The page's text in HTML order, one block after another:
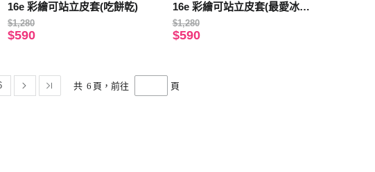
16e 彩繪可站立皮套(吃餅乾)
$1,280
$590
16e 彩繪可站立皮套(最愛冰淇
淋)
$1,280
$590
共 6 頁，前往 頁